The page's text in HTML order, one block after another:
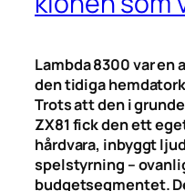
Lambda 8300 var en
den tidiga
Trots att den i
ZX81 fick den ett
hårdvara, inbyggt
spelstyrning –
budgetsegmentet.